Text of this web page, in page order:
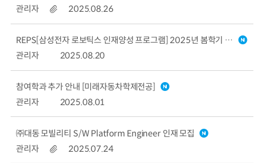
관리자
2025.08.26
REPS[삼성전자 로보틱스 인재양성 프로그램] 2025년 봄학기 구분전환생 추가 모집 안내 (~2025.09.04; 13:00)
관리자
2025.08.20
참여학과 추가 안내 [미래자동차학제전공]
관리자
2025.08.01
㈜대동 모빌리티 S/W Platform Engineer 인재 모집
관리자
2025.07.24